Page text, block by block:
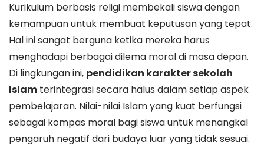
Kurikulum berbasis religi membekali siswa dengan
kemampuan untuk membuat keputusan yang tepat.
Hal ini sangat berguna ketika mereka harus
menghadapi berbagai dilema moral di masa depan.
Di lingkungan ini, pendidikan karakter sekolah
Islam terintegrasi secara halus dalam setiap aspek
pembelajaran. Nilai-nilai Islam yang kuat berfungsi
sebagai kompas moral bagi siswa untuk menangkal
pengaruh negatif dari budaya luar yang tidak sesuai.